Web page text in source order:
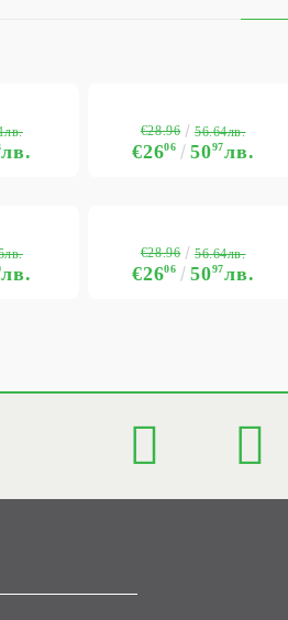
лв. €2606 5097лв.
€28.96 56.64лв.
лв. €2606 5097лв.
€28.96 56.64лв.